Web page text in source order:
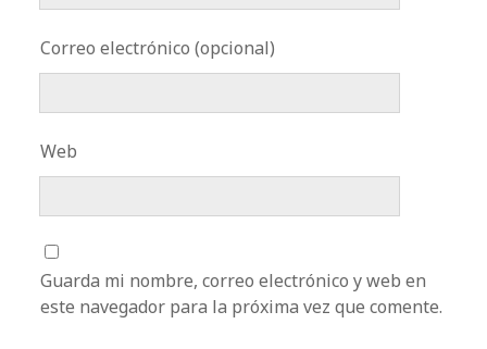
Correo electrónico (opcional)
Web
Guarda mi nombre, correo electrónico y web en
este navegador para la próxima vez que comente.